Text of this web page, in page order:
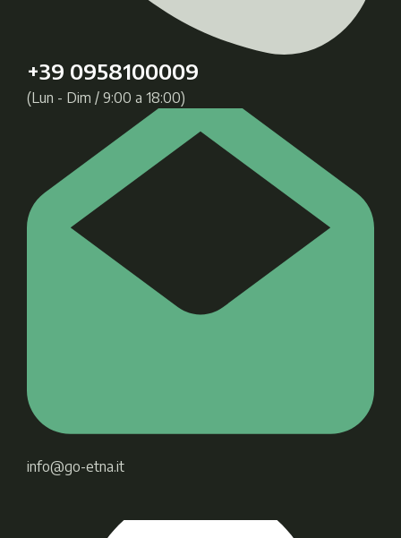
+39 0958100009
(Lun - Dim / 9:00 a 18:00)
info@go-etna.it